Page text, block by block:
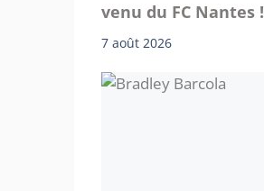
venu du FC Nantes !
7 août 2026